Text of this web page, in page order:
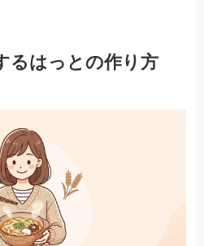
るはっとの作り方